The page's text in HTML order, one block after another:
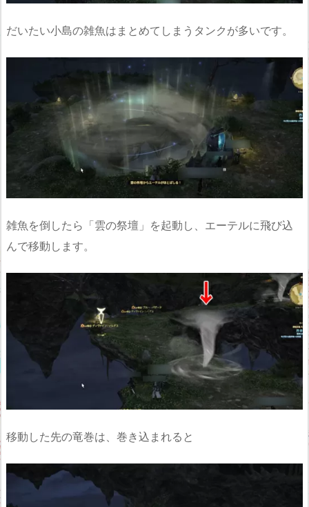
だいたい小島の雑魚はまとめてしまうタンクが多いです。
雑魚を倒したら「雲の祭壇」を起動し、エーテルに飛び込
んで移動します。
移動した先の竜巻は、巻き込まれると